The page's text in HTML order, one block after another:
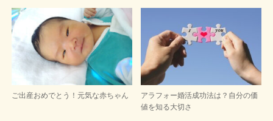
ご出産おめでとう！元気な赤ちゃん
アラフォー婚活成功法は？自分の価
値を知る大切さ